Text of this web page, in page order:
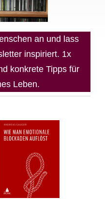
an und lass
inspiriert. 1x
konkrete Tipps für
Leben.